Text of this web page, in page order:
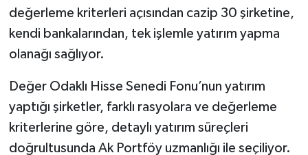
değerleme kriterleri açısından cazip 30 şirketine,
kendi bankalarından, tek işlemle yatırım yapma
olanağı sağlıyor.
Değer Odaklı Hisse Senedi Fonu’nun yatırım
yaptığı şirketler, farklı rasyolara ve değerleme
kriterlerine göre, detaylı yatırım süreçleri
doğrultusunda Ak Portföy uzmanlığı ile seçiliyor.